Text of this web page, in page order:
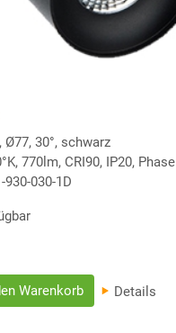
Ø77, 30°, schwarz
770lm, CRI90, IP20, Phase
930-030-1D
Details